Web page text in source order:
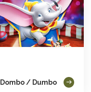
Dombo / Dumbo